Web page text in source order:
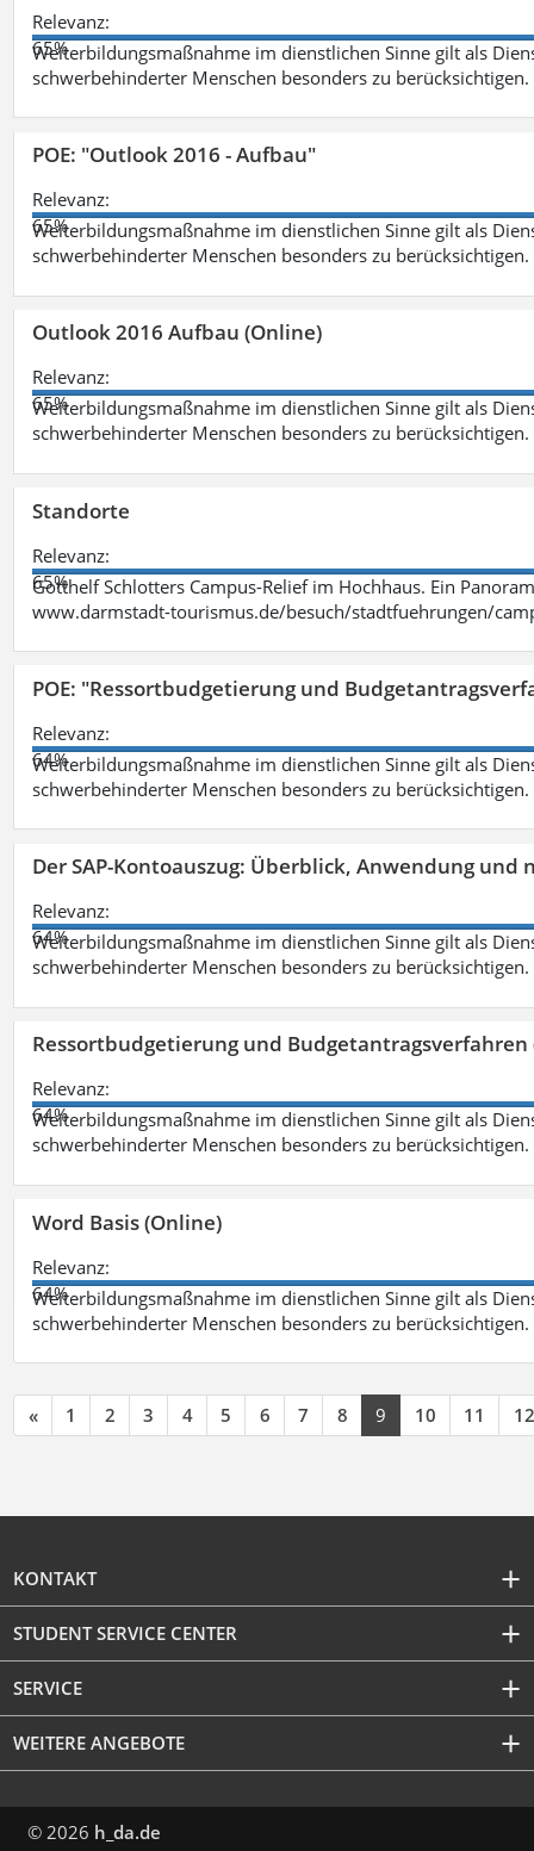
Relevanz:
65%
Weiterbildungsmaßnahme im dienstlichen Sinne gilt als
schwerbehinderter Menschen besonders zu berücksichtigen.
POE: "Outlook 2016 - Aufbau"
Relevanz:
65%
Weiterbildungsmaßnahme im dienstlichen Sinne gilt als
schwerbehinderter Menschen besonders zu berücksichtigen.
Outlook 2016 Aufbau (Online)
Relevanz:
65%
Weiterbildungsmaßnahme im dienstlichen Sinne gilt als
schwerbehinderter Menschen besonders zu berücksichtigen.
Standorte
Relevanz:
65%
Gotthelf Schlotters Campus-Relief im Hochhaus. Ein
www.darmstadt-tourismus.de/besuch/stadtfuehrungen/
POE: "Ressortbudgetierung und
Relevanz:
64%
Weiterbildungsmaßnahme im dienstlichen Sinne gilt als
schwerbehinderter Menschen besonders zu berücksichtigen.
Der SAP-Kontoauszug: Überblick, Anwendung
Relevanz:
64%
Weiterbildungsmaßnahme im dienstlichen Sinne gilt als
schwerbehinderter Menschen besonders zu berücksichtigen.
Ressortbudgetierung und Budgetantragsverfahren
Relevanz:
64%
Weiterbildungsmaßnahme im dienstlichen Sinne gilt als
schwerbehinderter Menschen besonders zu berücksichtigen.
Word Basis (Online)
Relevanz:
64%
Weiterbildungsmaßnahme im dienstlichen Sinne gilt als
schwerbehinderter Menschen besonders zu berücksichtigen.
« 1 2 3 4 5 6 7 8 9 10 11 12
KONTAKT
STUDENT SERVICE CENTER
SERVICE
WEITERE ANGEBOTE
© 2026 h_da.de